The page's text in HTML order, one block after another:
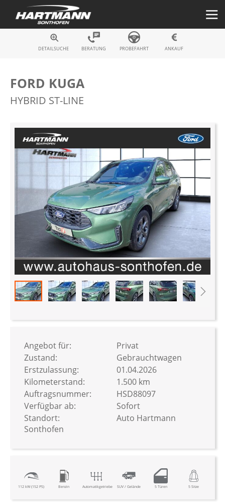
Fahrzeugsuche
DETAILSUCHE BERATUNG PROBEFAHRT ANKAUF
FORD KUGA
HYBRID ST-LINE
Ende
der
Bildergalerie
Anfang
Bildergalerie
springen
112 kW (152 PS) Benzin Automatikgetriebe SUV / Gelände 5 Türen 5 Sitze
Angebot für:
Privat
Zustand:
Gebrauchtwagen
Erstzulassung:
01.04.2026
Kilometerstand:
1.500 km
Auftragsnummer:
HSD88097
Verfügbar ab:
Sofort
Standort:
Auto Hartmann
Sonthofen